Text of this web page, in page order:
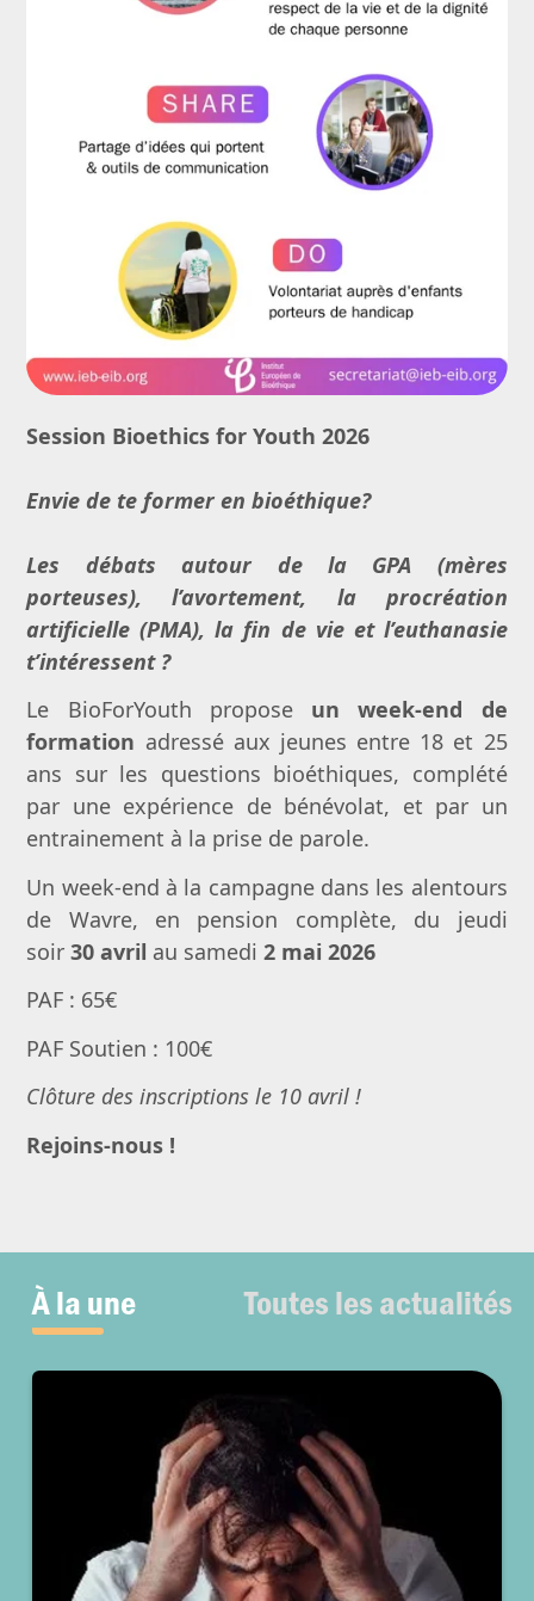
Session Bioethics for Youth 2026
Envie de te former en bioéthique?
Les débats autour de la GPA (mères
porteuses), l’avortement, la procréation
artificielle (PMA), la fin de vie et l’euthanasie
t’intéressent ?
Le BioForYouth proposeun week-end de
formation adressé aux jeunes entre 18 et 25
ans sur les questions bioéthiques, complété
par une expérience de bénévolat, et par un
entrainement à la prise de parole.
Un week-end à la campagne dans les alentours
de Wavre, en pension complète, du jeudi
soir30 avril au samedi2 mai 2026
PAF : 65€
PAF Soutien : 100€
Clôture des inscriptions le 10 avril !
Rejoins-nous !
À la une Toutes les actualités